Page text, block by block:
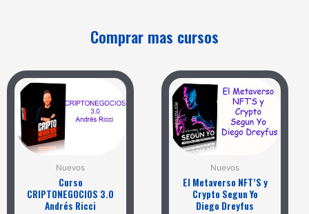
Comprar mas cursos
Nuevos
Curso
CRIPTONEGOCIOS 3.0
Andrés Ricci
Nuevos
El Metaverso NFT’S y
Crypto Segun Yo
Diego Dreyfus